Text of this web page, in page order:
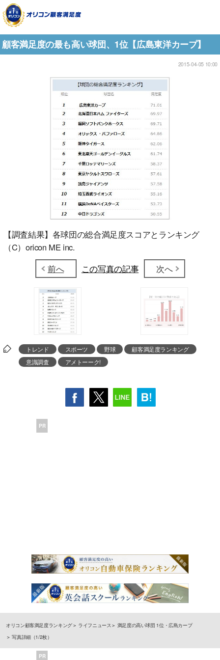
顧客満足度の最も高い球団、1位【広島東洋カープ】
2015-04-05 10:00
【調査結果】各球団の総合満足度スコアとランキング
（C）oricon ME inc.
前へ
この写真の記事 次へ
トレンド スポーツ 野球
顧客満足度ランキング
意識調査
アメトーーク!
PR
オリコン顧客満足度ランキング ライフニュース
満足度の高い球団 1位・広島カープ
写真詳細（1/2枚）
PR